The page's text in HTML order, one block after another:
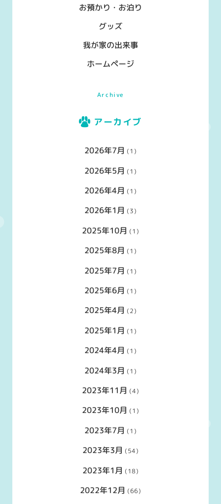
お預かり・お泊り
グッズ
我が家の出来事
ホームページ
Archive
アーカイブ
2026年7月 (1)
2026年5月 (1)
2026年4月 (1)
2026年1月 (3)
2025年10月 (1)
2025年8月 (1)
2025年7月 (1)
2025年6月 (1)
2025年4月 (2)
2025年1月 (1)
2024年4月 (1)
2024年3月 (1)
2023年11月 (4)
2023年10月 (1)
2023年7月 (1)
2023年3月 (54)
2023年1月 (18)
2022年12月 (66)